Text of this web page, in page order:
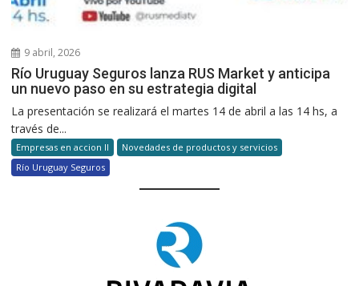
9 abril, 2026
Río Uruguay Seguros lanza RUS Market y anticipa
un nuevo paso en su estrategia digital
La presentación se realizará el martes 14 de abril a las 14 hs, a
través de...
Empresas en accion II
Novedades de productos y servicios
Río Uruguay Seguros